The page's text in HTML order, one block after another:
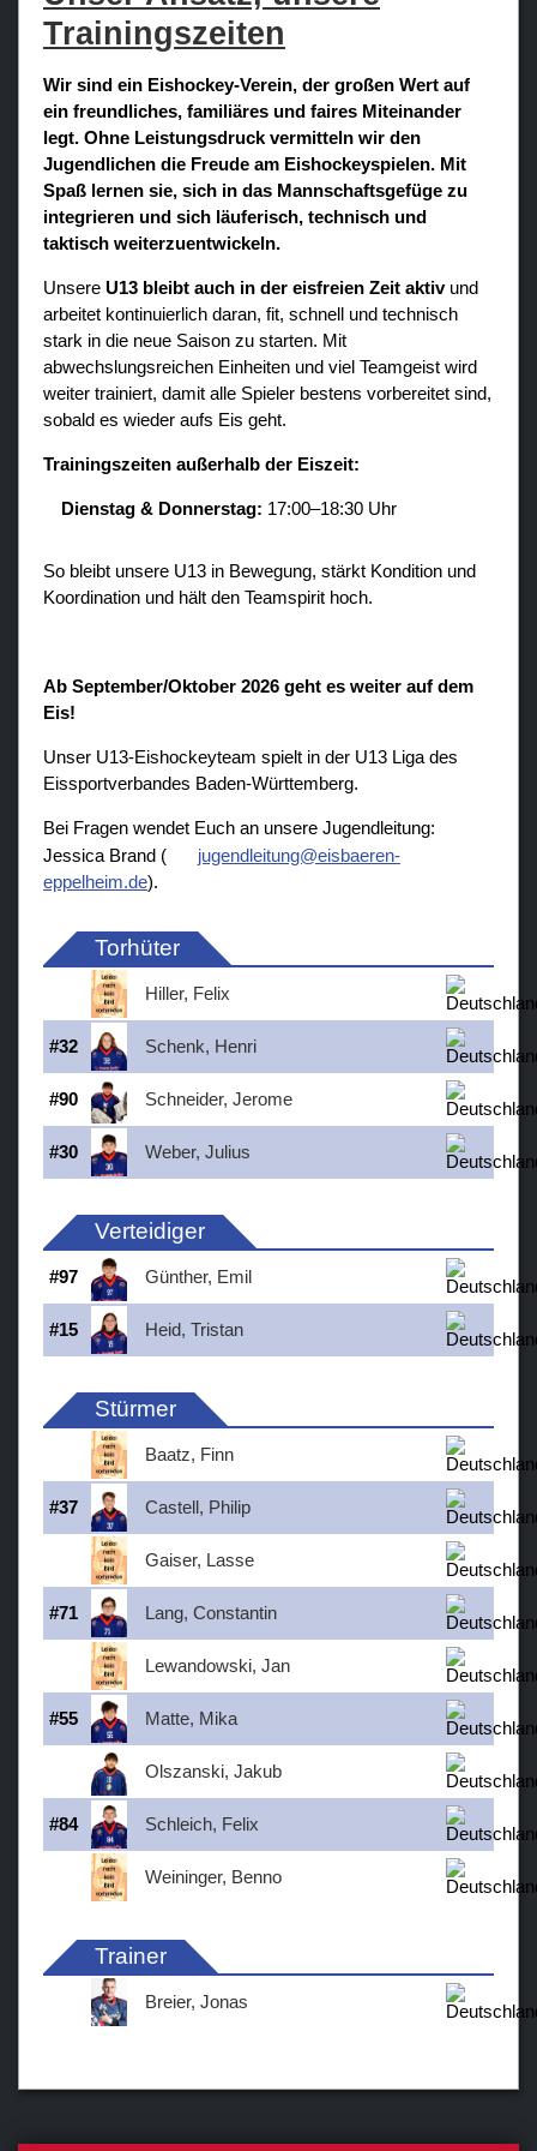
Verein
Sponsoren / Partner
Fanzone
Trainingszeiten
Wir sind ein Eishockey-Verein, der großen Wert auf
ein freundliches, familiäres und faires Miteinander
legt. Ohne Leistungsdruck vermitteln wir den
Jugendlichen die Freude am Eishockeyspielen. Mit
Spaß lernen sie, sich in das Mannschaftsgefüge zu
integrieren und sich läuferisch, technisch und
taktisch weiterzuentwickeln.
Unsere U13 bleibt auch in der eisfreien Zeit aktivund
arbeitet kontinuierlich daran, fit, schnell und technisch
stark in die neue Saison zu starten. Mit
abwechslungsreichen Einheiten und viel Teamgeist wird
weiter trainiert, damit alle Spieler bestens vorbereitet sind,
sobald es wieder aufs Eis geht.
Trainingszeiten außerhalb der Eiszeit:
Dienstag & Donnerstag: 17:00–18:30 Uhr
So bleibt unsere U13 in Bewegung, stärkt Kondition und
Koordination und hält den Teamspirit hoch.
Ab September/Oktober 2026 geht es weiter auf dem
Eis!
Unser U13-Eishockeyteam spielt in der U13 Liga des
Eissportverbandes Baden-Württemberg.
Bei Fragen wendet Euch an unsere Jugendleitung:
Jessica Brand (
jugendleitung@eisbaeren-
eppelheim.de).
Torhüter
Hiller, Felix
#32 Schenk, Henri
#90 Schneider, Jerome
#30 Weber, Julius
Verteidiger
#97 Günther, Emil
#15 Heid, Tristan
Stürmer
Baatz, Finn
#37 Castell, Philip
Gaiser, Lasse
#71 Lang, Constantin
Lewandowski, Jan
#55 Matte, Mika
Olszanski, Jakub
#84 Schleich, Felix
Weininger, Benno
Trainer
Breier, Jonas